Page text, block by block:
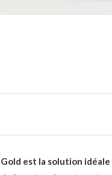
est la solution